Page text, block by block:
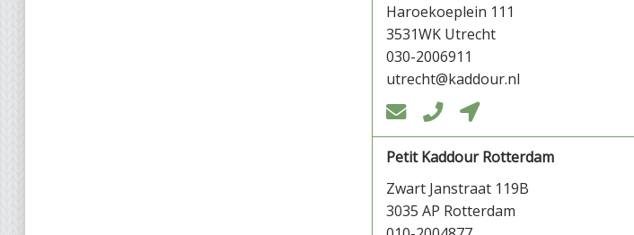
Haroekoeplein 111
3531WK Utrecht
030-2006911
utrecht@kaddour.nl
  
Petit Kaddour Rotterdam
Zwart Janstraat 119B
3035 AP Rotterdam